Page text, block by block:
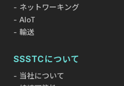
ネットワーキング
AIoT
輸送
SSSTCについて
当社について